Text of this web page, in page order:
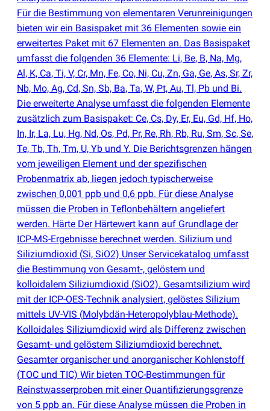
Für die Bestimmung von elementaren Verunreinigungen
bieten wir ein Basispaket mit 36 Elementen sowie ein
erweitertes Paket mit 67 Elementen an. Das Basispaket
umfasst die folgenden 36 Elemente: Li, Be, B, Na, Mg,
Al, K, Ca, Ti, V, Cr, Mn, Fe, Co, Ni, Cu, Zn, Ga, Ge, As, Sr, Zr,
Nb, Mo, Ag, Cd, Sn, Sb, Ba, Ta, W, Pt, Au, Tl, Pb und Bi.
Die erweiterte Analyse umfasst die folgenden Elemente
zusätzlich zum Basispaket: Ce, Cs, Dy, Er, Eu, Gd, Hf, Ho,
In, Ir, La, Lu, Hg, Nd, Os, Pd, Pr, Re, Rh, Rb, Ru, Sm, Sc, Se,
Te, Tb, Th, Tm, U, Yb und Y. Die Berichtsgrenzen hängen
vom jeweiligen Element und der spezifischen
Probenmatrix ab, liegen jedoch typischerweise
zwischen 0,001 ppb und 0,6 ppb. Für diese Analyse
müssen die Proben in Teflonbehältern angeliefert
werden. Härte Der Härtewert kann auf Grundlage der
ICP-MS-Ergebnisse berechnet werden. Silizium und
Siliziumdioxid (Si, SiO2) Unser Servicekatalog umfasst
die Bestimmung von Gesamt‑, gelöstem und
kolloidalem Siliziumdioxid (SiO2). Gesamtsilizium wird
mit der ICP-OES-Technik analysiert, gelöstes Silizium
mittels UV-VIS (Molybdän-Heteropolyblau-Methode).
Kolloidales Siliziumdioxid wird als Differenz zwischen
Gesamt- und gelöstem Siliziumdioxid berechnet.
Gesamter organischer und anorganischer Kohlenstoff
(TOC und TIC) Wir bieten TOC-Bestimmungen für
Reinstwasserproben mit einer Quantifizierungsgrenze
von 5 ppb an. Für diese Analyse müssen die Proben in